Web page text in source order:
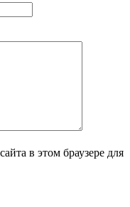
в этом браузере для